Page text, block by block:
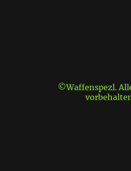
©Waffenspezl.